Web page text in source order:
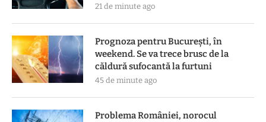
21 de minute ago
Prognoza pentru București, în
weekend. Se va trece brusc de la
căldură sufocantă la furtuni
45 de minute ago
Problema României, norocul